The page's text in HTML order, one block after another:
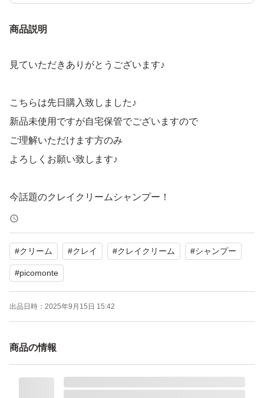
商品説明
見ていただきありがとうございます♪
こちらは先日購入致しました♪
新品未使用ですが自宅保管でございますので
ご理解いただけます方のみ
よろしくお願い致します♪
今話題のクレイクリームシャンプー！
この一本で4役が叶っちゃいます！
時短、コスパ最強です！
アールグレイ２本
ハーバルローズ２本の4本セット！
ンプ 450g
ブランド：PICOMONTE
#クリーム #クレイ #クレイクリーム #シャンプー
#picomonte
出品日時： 2025年9月15日 15:42
商品の情報